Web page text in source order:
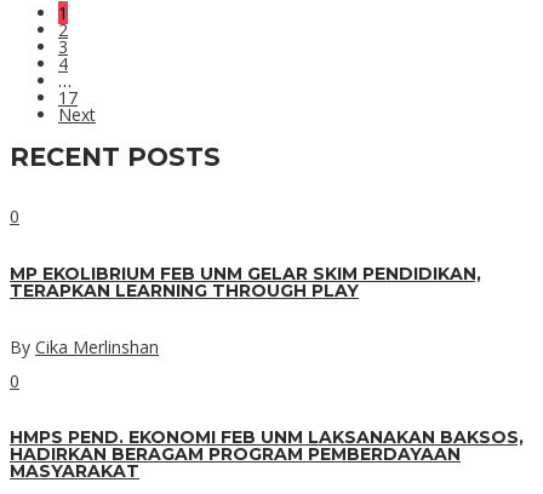
1
2
3
4
…
17
Next
RECENT POSTS
0
MP EKOLIBRIUM FEB UNM GELAR SKIM PENDIDIKAN,
TERAPKAN LEARNING THROUGH PLAY
By Cika Merlinshan
0
HMPS PEND. EKONOMI FEB UNM LAKSANAKAN BAKSOS,
HADIRKAN BERAGAM PROGRAM PEMBERDAYAAN
MASYARAKAT